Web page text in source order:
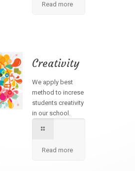
Read more
Creativity
We apply best
method to increse
students creativity
in our school.
Read more